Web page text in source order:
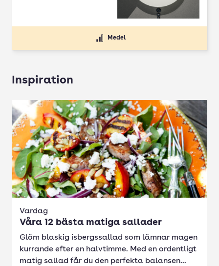
Medel
Inspiration
Vardag
Våra 12 bästa matiga sallader
Glöm blaskig isbergssallad som lämnar magen
kurrande efter en halvtimme. Med en ordentligt
matig sallad får du den perfekta balansen...